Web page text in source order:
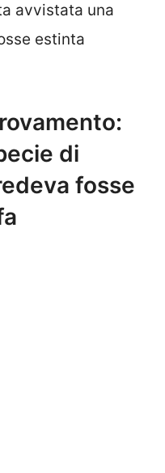
avvistata una
estinta
di
fosse